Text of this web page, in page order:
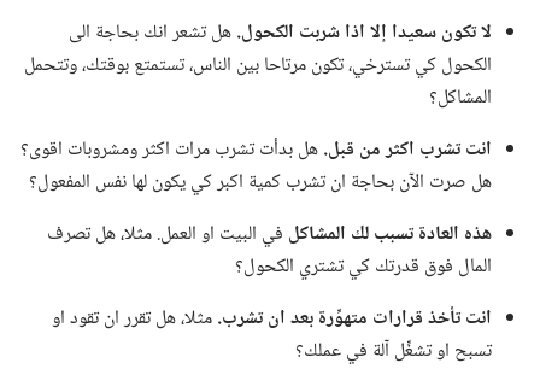
لا تكون سعيدا إلا اذا شربت الكحول.‏هل تشعر انك بحاجة الى
الكحول كي تسترخي،‏ تكون مرتاحا بين الناس،‏ تستمتع بوقتك،‏ وتتحمل
المشاكل؟‏
انت تشرب اكثر من قبل.‏هل بدأت تشرب مرات اكثر ومشروبات اقوى؟‏
هل صرت الآن بحاجة ان تشرب كمية اكبر كي يكون لها نفس المفعول؟‏
هذه العادة تسبب لك المشاكل في البيت او العمل.‏ مثلا،‏ هل تصرف
المال فوق قدرتك كي تشتري الكحول؟‏
انت تأخذ قرارات متهوِّرة بعد ان تشرب.‏مثلا،‏ هل تقرر ان تقود او
تسبح او تشغِّل آلة في عملك؟‏